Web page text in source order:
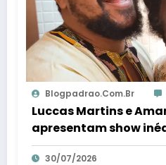
Blogpadrao.com.br
Luccas Martins e
apresentam show
em Conceição da
30/07/2026